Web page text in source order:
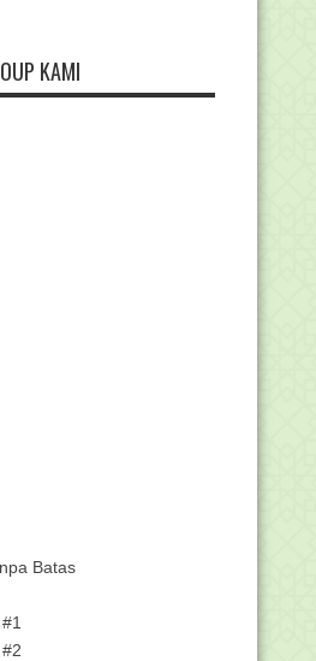
Seleksi PPG 2019
Terpilih Dibahas pada
tentang Pengelolaan
pada Mad...
Verifikasi
Blokir Ab...
PERINGATAN HARI KE...
LOMBA SEKOLAH
NASIONAL
Guru PAI Lolos Dokumen
Madrasah V Digelar
2019...
Rekonstruksi Pemahaman
...
Seleksi Naskah dan
Muktamar Pe...
Desain Logo
tentang Peringatan hari
KAMI
Batas